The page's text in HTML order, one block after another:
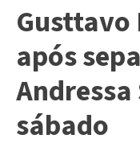
Gusttavo
após
sábado